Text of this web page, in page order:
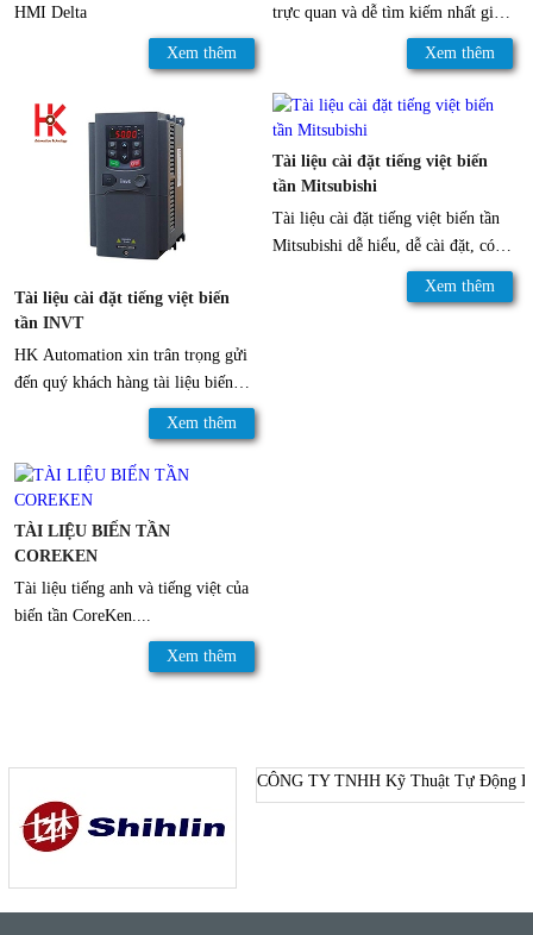
HMI Delta
Xem thêm
trực quan và dễ tìm kiếm nhất giúp
khách hàng có thể download những
tài liệu mà mình đang cần một cách
nhanh chóng nhất.
Xem thêm
Tài liệu cài đặt tiếng việt biến
tần INVT
HK Automation xin trân trọng gửi
đến quý khách hàng tài liệu biến
tần INVT hoàn toàn bằng tiếng
việt, dể cài đặt, dể hiểu....
Xem thêm
Tài liệu cài đặt tiếng việt biến
tần Mitsubishi
Tài liệu cài đặt tiếng việt biến tần
Mitsubishi dễ hiểu, dễ cài đặt, có
khó khăn gì alo 0902.590.312 để
Xem thêm
TÀI LIỆU BIẾN TẦN
COREKEN
Tài liệu tiếng anh và tiếng việt của
biến tần CoreKen....
Xem thêm